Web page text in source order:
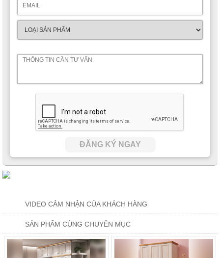
ĐĂNG KÝ NGAY
VIDEO CẢM NHẬN CỦA KHÁCH HÀNG
SẢN PHẨM CÙNG CHUYÊN MỤC